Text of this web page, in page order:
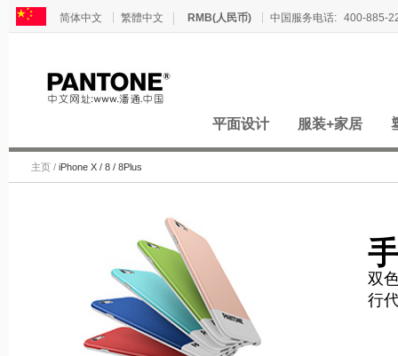
简体中文 繁體中文 RMB(人民币) 中国服务电话: 400-885-
平面设计 服装+家居
主页 / iPhone X / 8 / 8Plus
双
行